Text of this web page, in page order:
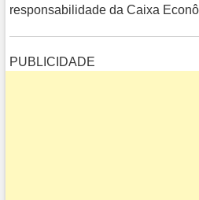
responsabilidade da Caixa
PUBLICIDADE